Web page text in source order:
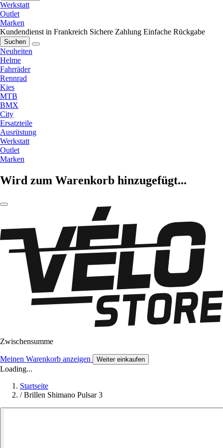
Werkstatt
Outlet
Marken
Kundendienst in Frankreich Sichere Zahlung Einfache Rückgabe
Suchen
Neuheiten
Helme
Fahrräder
Rennrad
Kies
MTB
BMX
City
Ersatzteile
Ausrüstung
Werkstatt
Outlet
Marken
Wird zum Warenkorb hinzugefügt...
Zwischensumme
Meinen Warenkorb anzeigen Weiter einkaufen
Loading...
Startseite
/ Brillen Shimano Pulsar 3